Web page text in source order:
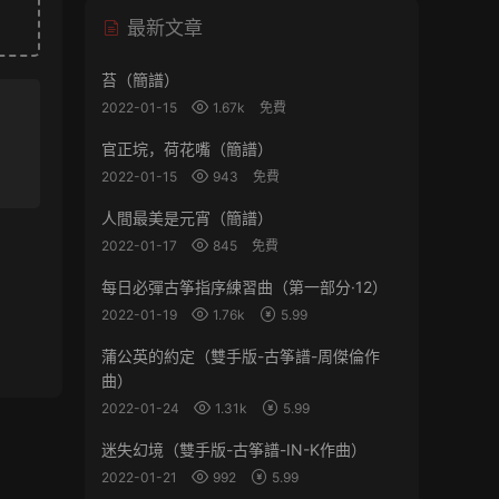
最新文章
苔（簡譜）
2022-01-15 1.67k 免費
官正垸，荷花嘴（簡譜）
2022-01-15 943 免費
人間最美是元宵（簡譜）
2022-01-17 845 免費
每日必彈古筝指序練習曲（第一部分·12）
2022-01-19 1.76k 5.99
蒲公英的約定（雙手版-古筝譜-周傑倫作
曲）
2022-01-24 1.31k 5.99
迷失幻境（雙手版-古筝譜-IN-K作曲）
2022-01-21 992 5.99